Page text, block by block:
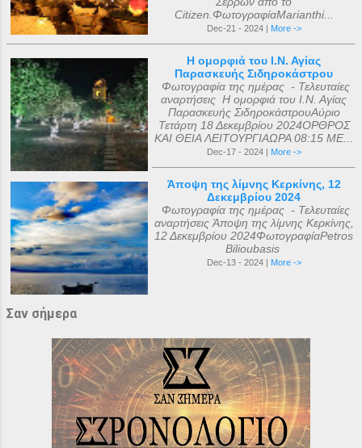
Citizen.ΦωτογραφίαMarianthi...
Dec-21 - 2024 | More ->
Η ομορφιά του Ι.Ν. Αγίας
Παρασκευής Σιδηροκάστρου
Φωτογραφία της ημέρας - Τελευταίες
αναρτήσεις Η ομορφιά του Ι.Ν. Αγίας
Παρασκευής ΣιδηροκάστρουΑύριο
Τετάρτη 18 Δεκεμβρίου 2024ΟΡΘΡΟΣ
ΚΑΙ ΘΕΙΑ ΛΕΙΤΟΥΡΓΙΑΩΡΑ 08:15 ΜΕ...
Dec-17 - 2024 | More ->
Άποψη της λίμνης Κερκίνης, 12
Δεκεμβρίου 2024
Φωτογραφία της ημέρας - Τελευταίες
αναρτήσεις Άποψη της λίμνης Κερκίνης,
12 Δεκεμβρίου 2024ΦωτογραφίαPetros
Bilioubasis
Dec-13 - 2024 | More ->
Σαν σήμερα